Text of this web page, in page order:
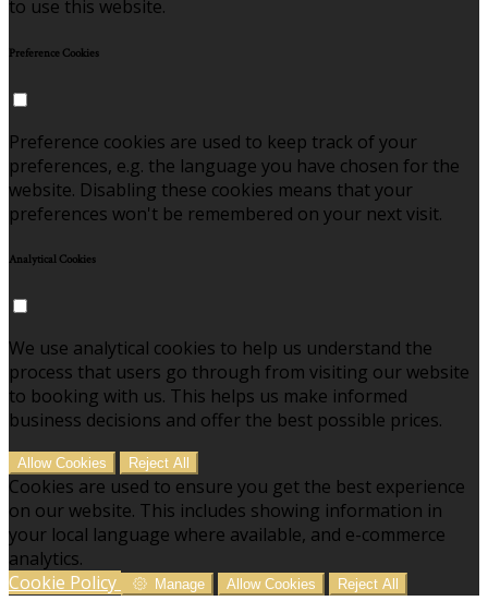
to use this website.
Preference Cookies
Preference cookies are used to keep track of your
preferences, e.g. the language you have chosen for the
website. Disabling these cookies means that your
preferences won't be remembered on your next visit.
Analytical Cookies
We use analytical cookies to help us understand the
process that users go through from visiting our website
to booking with us. This helps us make informed
business decisions and offer the best possible prices.
Allow Cookies Reject All
Cookies are used to ensure you get the best experience
on our website. This includes showing information in
your local language where available, and e-commerce
analytics.
Cookie Policy
Manage Allow Cookies Reject All